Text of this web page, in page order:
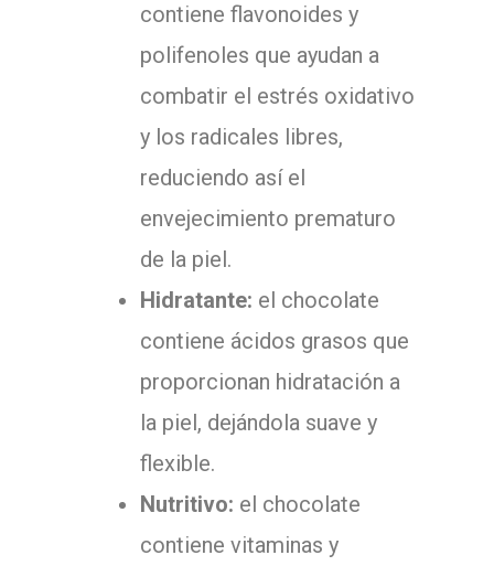
contiene flavonoides y
polifenoles que ayudan a
combatir el estrés oxidativo
y los radicales libres,
reduciendo así el
envejecimiento prematuro
de la piel.
Hidratante: el chocolate
contiene ácidos grasos que
proporcionan hidratación a
la piel, dejándola suave y
flexible.
Nutritivo: el chocolate
contiene vitaminas y